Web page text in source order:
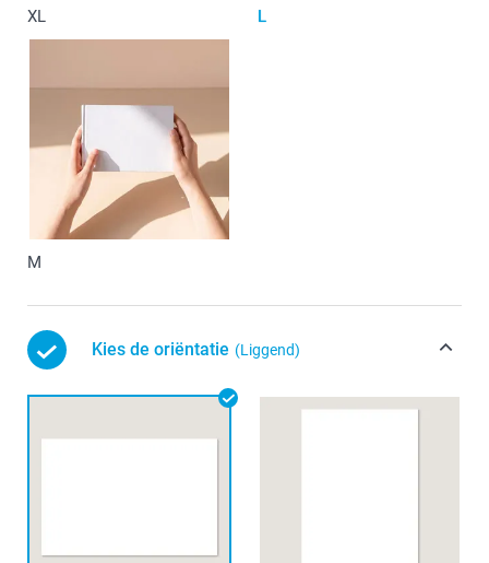
XL L
M
Kies de oriëntatie (Liggend)